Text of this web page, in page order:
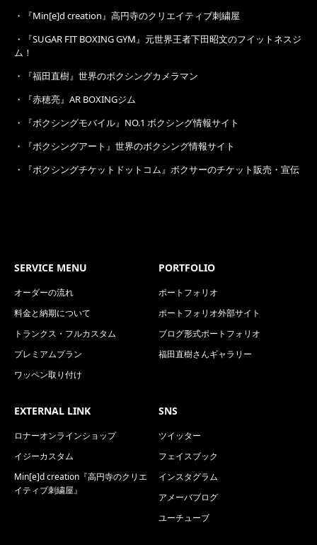
・
『Min[e]d creation』高円寺のクリエイティブ刺繍屋
・
『SUGAR FIT BOXING GYM』元世界王者下田昭文のフイットネスジ
ム！
・
『福田直樹』世界のボクシングカメラマン
・
『赤穂亮』AR BOXINGジム
・
『ボクシングモバイル』NO.1 ボクシング情報サイト
・
『ボクシングアート』世界のボクシング情報サイト
・
『ボクシングチケットドットコム』ボクサーのチケット販売・宣伝
SERVICE MENU
オーダーの流れ
料金と納期について
トランクス・フルカスタム
プレミアムプラン
ワッペン取り付け
PORTFOLIO
ポートフォリオ
ポートフォリオ外部サイト
ブログ形式ポートフォリオ
福田直樹さんギャラリー
EXTERNAL LINK
ロナーオンラインショップ
イジーカスタム
Min[e]d creation『高円寺のクリエ
イティブ刺繍屋』
SNS
ツイッター
フェイスブック
インスタグラム
アメーバブログ
ユーチューブ